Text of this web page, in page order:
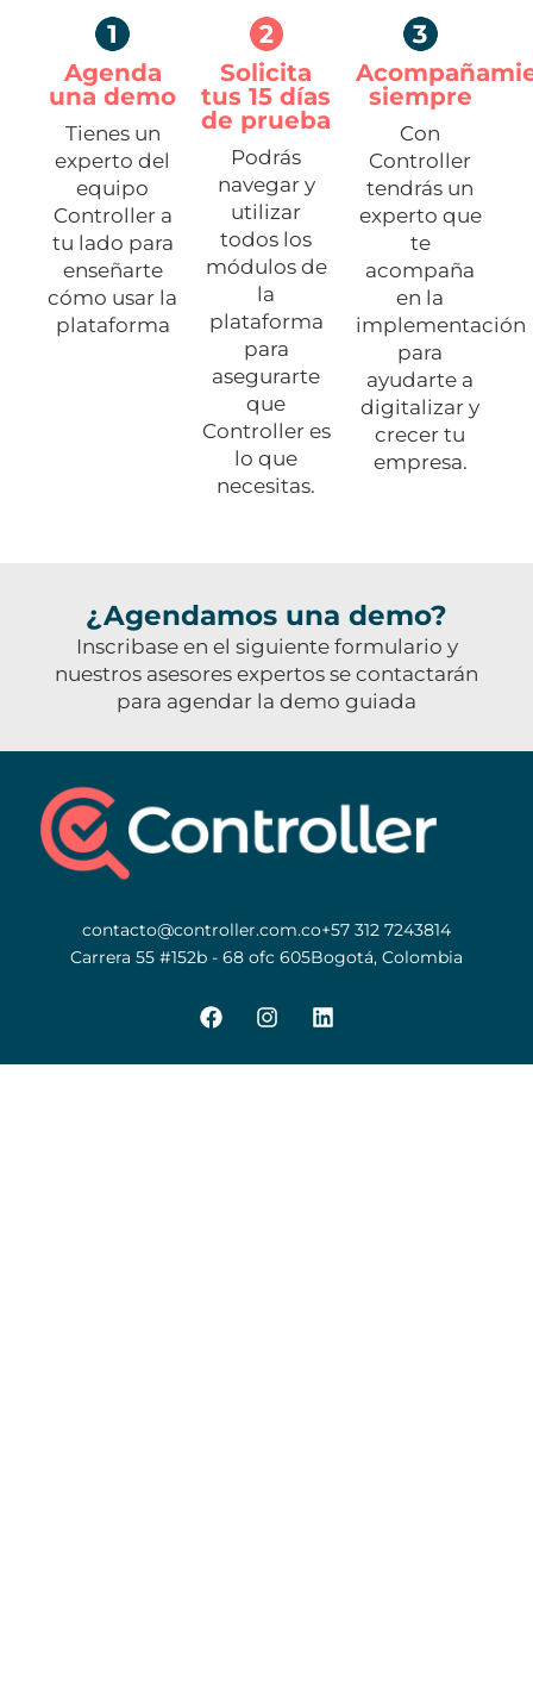
Agenda
una demo
Tienes un
experto del
equipo
Controller a
tu lado para
enseñarte
cómo usar la
plataforma
Solicita
tus 15 días
de prueba
Podrás
navegar y
utilizar
todos los
módulos de
la
plataforma
para
asegurarte
que
Controller es
lo que
necesitas.
siempre
Con
Controller
tendrás un
experto que
te
acompaña
en la
implementación
para
ayudarte a
digitalizar y
crecer tu
empresa.
¿Agendamos una demo?
Inscribase en el siguiente formulario y
nuestros asesores expertos se contactarán
para agendar la demo guiada
contacto@controller.com.co+57 312 7243814
Carrera 55 #152b - 68 ofc 605Bogotá, Colombia